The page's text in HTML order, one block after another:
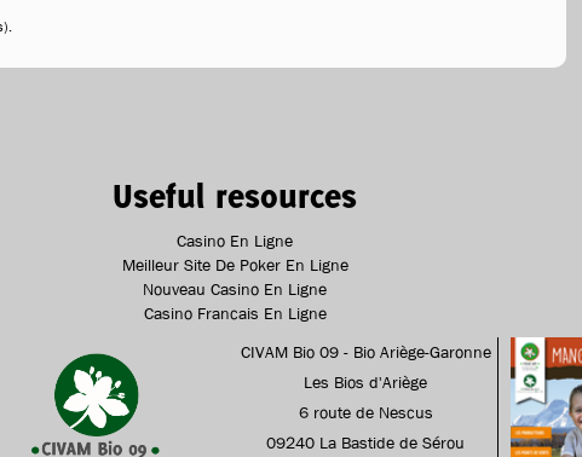
Useful resources
Casino En Ligne
Meilleur Site De Poker En Ligne
Nouveau Casino En Ligne
Casino Francais En Ligne
CIVAM Bio 09 - Bio Ariège-Garonne
Les Bios d'Ariège
6 route de Nescus
09240 La Bastide de Sérou